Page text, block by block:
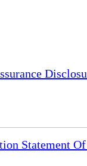
Statement